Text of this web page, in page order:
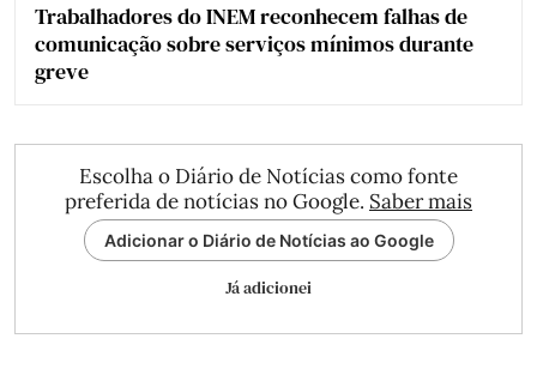
Trabalhadores do INEM reconhecem falhas de
comunicação sobre serviços mínimos durante
greve
Escolha o Diário de Notícias como fonte
preferida de notícias no Google. Saber mais
Adicionar o Diário de Notícias ao Google
Já adicionei